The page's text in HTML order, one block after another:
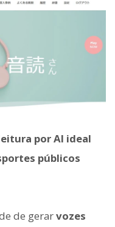
por AI ideal
públicos
de gerarvozes